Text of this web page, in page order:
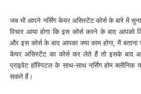
जब भी आपने नर्सिंग केयर असिस्टेंट कोर्स के बारे में
विचार आया होगा कि इस कोर्स करने के बाद आपको
और इस कोर्स के बाद आपका क्या काम होगा, मैं बताना
केयर असिस्टेंट का कोर्स कर लेते हैं तो इसके बाद
प्राइवेट हॉस्पिटल के साथ-साथ नर्सिंग होम
सकते हैं।